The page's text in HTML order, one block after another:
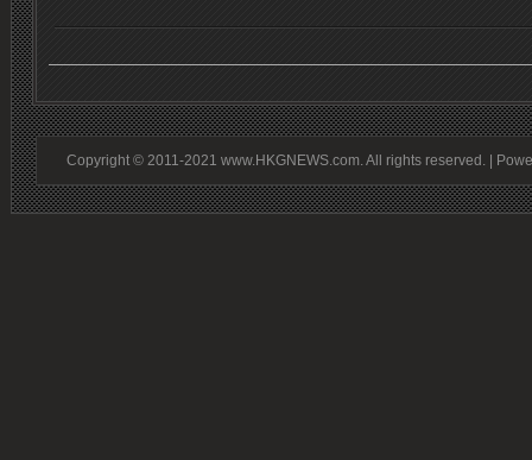
Copyright © 2011-2021 www.HKGNEWS.com. All rights reserved. |